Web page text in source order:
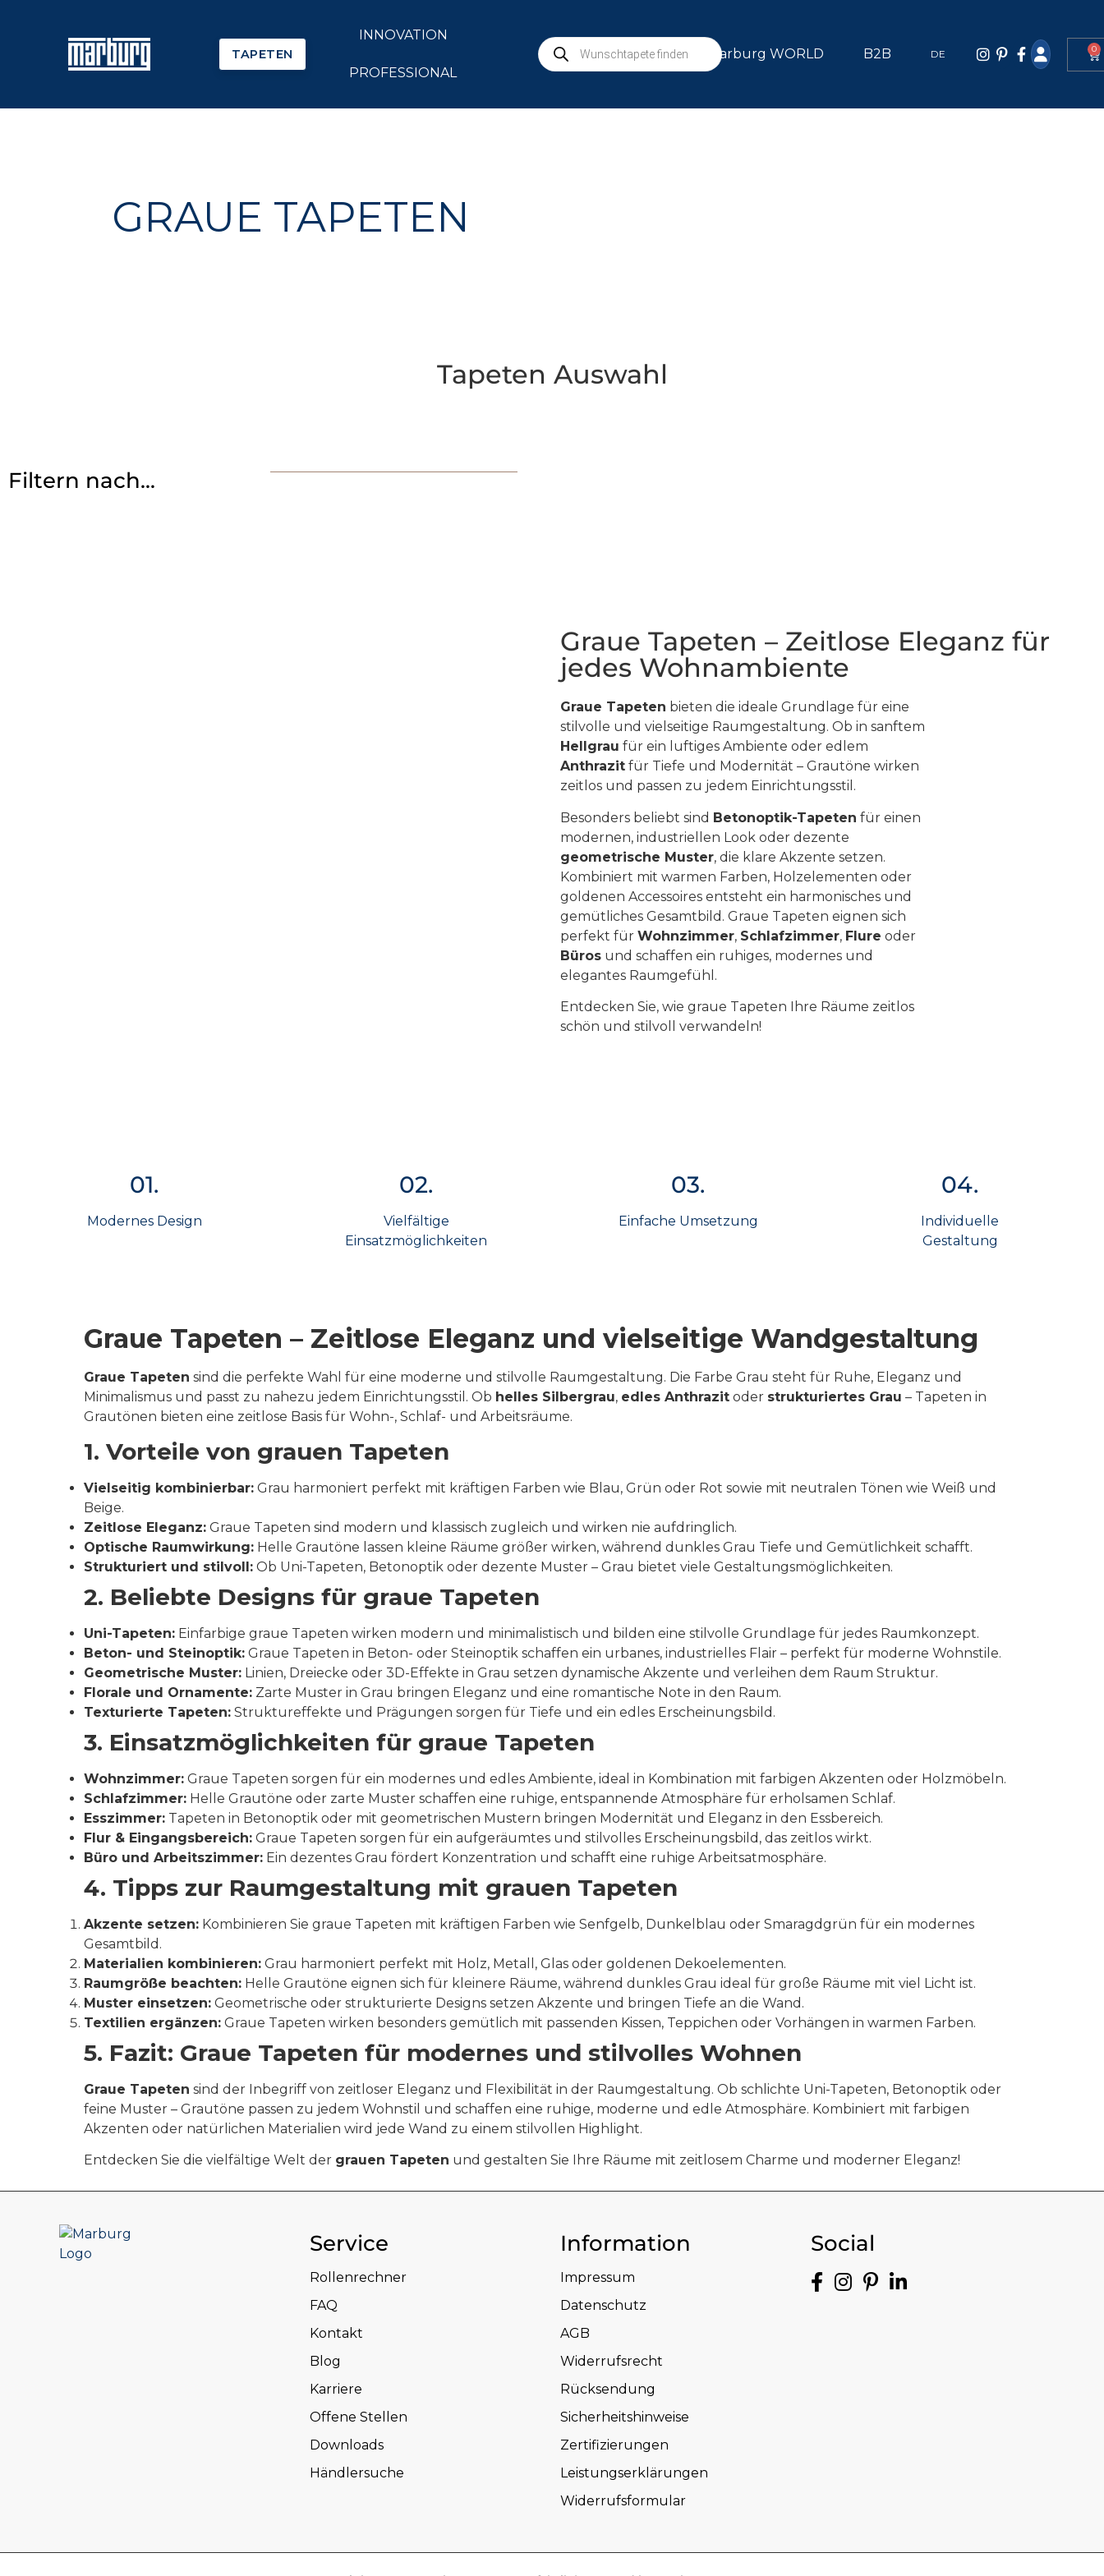
TAPETEN
INNOVATION
PROFESSIONAL
marburg WORLD B2B DE 0
GRAUE TAPETEN
Tapeten Auswahl
Filtern nach...
Graue Tapeten – Zeitlose Eleganz für
jedes Wohnambiente
Graue Tapeten bieten die ideale Grundlage für eine
stilvolle und vielseitige Raumgestaltung. Ob in sanftem
Hellgrau für ein luftiges Ambiente oder edlem
Anthrazit für Tiefe und Modernität – Grautöne wirken
zeitlos und passen zu jedem Einrichtungsstil.
Besonders beliebt sind Betonoptik-Tapeten für einen
modernen, industriellen Look oder dezente
geometrische Muster, die klare Akzente setzen.
Kombiniert mit warmen Farben, Holzelementen oder
goldenen Accessoires entsteht ein harmonisches und
gemütliches Gesamtbild. Graue Tapeten eignen sich
perfekt für Wohnzimmer, Schlafzimmer, Flure oder
Büros und schaffen ein ruhiges, modernes und
elegantes Raumgefühl.
Entdecken Sie, wie graue Tapeten Ihre Räume zeitlos
schön und stilvoll verwandeln!
01.
Modernes Design
02.
Vielfältige
Einsatzmöglichkeiten
03.
Einfache Umsetzung
04.
Individuelle
Gestaltung
Graue Tapeten – Zeitlose Eleganz und vielseitige Wandgestaltung
Graue Tapeten sind die perfekte Wahl für eine moderne und stilvolle Raumgestaltung. Die Farbe Grau steht für Ruhe, Eleganz und
Minimalismus und passt zu nahezu jedem Einrichtungsstil. Ob helles Silbergrau, edles Anthrazit oder strukturiertes Grau – Tapeten in
Grautönen bieten eine zeitlose Basis für Wohn-, Schlaf- und Arbeitsräume.
1. Vorteile von grauen Tapeten
Vielseitig kombinierbar: Grau harmoniert perfekt mit kräftigen Farben wie Blau, Grün oder Rot sowie mit neutralen Tönen wie Weiß und
Beige.
Zeitlose Eleganz: Graue Tapeten sind modern und klassisch zugleich und wirken nie aufdringlich.
Optische Raumwirkung: Helle Grautöne lassen kleine Räume größer wirken, während dunkles Grau Tiefe und Gemütlichkeit schafft.
Strukturiert und stilvoll: Ob Uni-Tapeten, Betonoptik oder dezente Muster – Grau bietet viele Gestaltungsmöglichkeiten.
2. Beliebte Designs für graue Tapeten
Uni-Tapeten: Einfarbige graue Tapeten wirken modern und minimalistisch und bilden eine stilvolle Grundlage für jedes Raumkonzept.
Beton- und Steinoptik: Graue Tapeten in Beton- oder Steinoptik schaffen ein urbanes, industrielles Flair – perfekt für moderne Wohnstile.
Geometrische Muster: Linien, Dreiecke oder 3D-Effekte in Grau setzen dynamische Akzente und verleihen dem Raum Struktur.
Florale und Ornamente: Zarte Muster in Grau bringen Eleganz und eine romantische Note in den Raum.
Texturierte Tapeten: Struktureffekte und Prägungen sorgen für Tiefe und ein edles Erscheinungsbild.
3. Einsatzmöglichkeiten für graue Tapeten
Wohnzimmer: Graue Tapeten sorgen für ein modernes und edles Ambiente, ideal in Kombination mit farbigen Akzenten oder Holzmöbeln.
Schlafzimmer: Helle Grautöne oder zarte Muster schaffen eine ruhige, entspannende Atmosphäre für erholsamen Schlaf.
Esszimmer: Tapeten in Betonoptik oder mit geometrischen Mustern bringen Modernität und Eleganz in den Essbereich.
Flur & Eingangsbereich: Graue Tapeten sorgen für ein aufgeräumtes und stilvolles Erscheinungsbild, das zeitlos wirkt.
Büro und Arbeitszimmer: Ein dezentes Grau fördert Konzentration und schafft eine ruhige Arbeitsatmosphäre.
4. Tipps zur Raumgestaltung mit grauen Tapeten
Akzente setzen: Kombinieren Sie graue Tapeten mit kräftigen Farben wie Senfgelb, Dunkelblau oder Smaragdgrün für ein modernes
Gesamtbild.
Materialien kombinieren: Grau harmoniert perfekt mit Holz, Metall, Glas oder goldenen Dekoelementen.
Raumgröße beachten: Helle Grautöne eignen sich für kleinere Räume, während dunkles Grau ideal für große Räume mit viel Licht ist.
Muster einsetzen: Geometrische oder strukturierte Designs setzen Akzente und bringen Tiefe an die Wand.
Textilien ergänzen: Graue Tapeten wirken besonders gemütlich mit passenden Kissen, Teppichen oder Vorhängen in warmen Farben.
5. Fazit: Graue Tapeten für modernes und stilvolles Wohnen
Graue Tapeten sind der Inbegriff von zeitloser Eleganz und Flexibilität in der Raumgestaltung. Ob schlichte Uni-Tapeten, Betonoptik oder
feine Muster – Grautöne passen zu jedem Wohnstil und schaffen eine ruhige, moderne und edle Atmosphäre. Kombiniert mit farbigen
Akzenten oder natürlichen Materialien wird jede Wand zu einem stilvollen Highlight.
Entdecken Sie die vielfältige Welt der grauen Tapeten und gestalten Sie Ihre Räume mit zeitlosem Charme und moderner Eleganz!
Service
Rollenrechner
FAQ
Kontakt
Blog
Karriere
Offene Stellen
Downloads
Händlersuche
Information
Impressum
Datenschutz
AGB
Widerrufsrecht
Rücksendung
Sicherheitshinweise
Zertifizierungen
Leistungserklärungen
Widerrufsformular
Social